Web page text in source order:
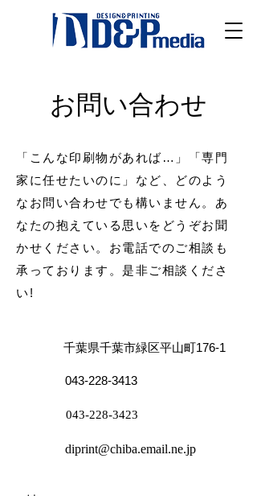
お問い合わせ
「こんな印刷物があれば…」「専門
家に任せたいのに」など、どのよう
なお問い合わせでも構いません。あ
なたの抱えている思いをどうぞお聞
かせください。お電話でのご相談も
承っております。是非ご相談くださ
い!
千葉県千葉市緑区平山町176-1
043-228-3413
043-228-3423
diprint@chiba.email.ne.jp